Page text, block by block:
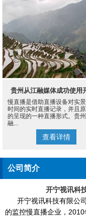
贵州从江融媒体成功使用
直播设备案例
慢直播是借助直播设备对实
时间的实时直播记录，并且
的呈现的一种直播形式。贵
融...
查看详情
公司简介
开宁视讯科
开宁视讯科技有限公
的监控慢直播企业，